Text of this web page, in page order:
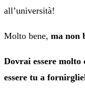
all’università!
Molto bene, ma non
Dovrai essere molto
essere tu a